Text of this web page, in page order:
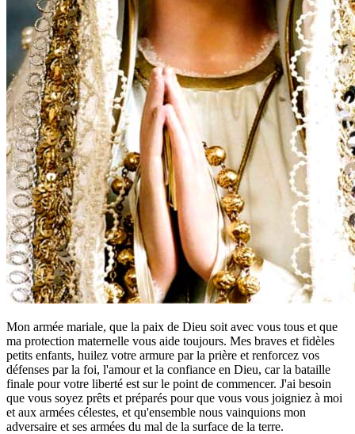
Mon armée mariale, que la paix de Dieu soit avec vous tous et que
ma protection maternelle vous aide toujours. Mes braves et fidèles
petits enfants, huilez votre armure par la prière et renforcez vos
défenses par la foi, l'amour et la confiance en Dieu, car la bataille
finale pour votre liberté est sur le point de commencer. J'ai besoin
que vous soyez prêts et préparés pour que vous vous joigniez à moi
et aux armées célestes, et qu'ensemble nous vainquions mon
adversaire et ses armées du mal de la surface de la terre.